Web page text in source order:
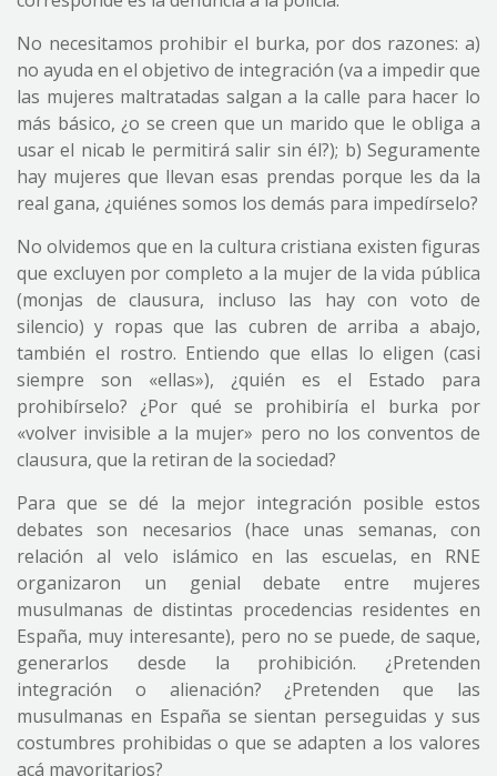
No necesitamos prohibir el burka, por dos razones: a)
no ayuda en el objetivo de integración (va a impedir que
las mujeres maltratadas salgan a la calle para hacer lo
más básico, ¿o se creen que un marido que le obliga a
usar el nicab le permitirá salir sin él?); b) Seguramente
hay mujeres que llevan esas prendas porque les da la
real gana, ¿quiénes somos los demás para impedírselo?
No olvidemos que en la cultura cristiana existen figuras
que excluyen por completo a la mujer de la vida pública
(monjas de clausura, incluso las hay con voto de
silencio) y ropas que las cubren de arriba a abajo,
también el rostro. Entiendo que ellas lo eligen (casi
siempre son «ellas»), ¿quién es el Estado para
prohibírselo? ¿Por qué se prohibiría el burka por
«volver invisible a la mujer» pero no los conventos de
clausura, que la retiran de la sociedad?
Para que se dé la mejor integración posible estos
debates son necesarios (hace unas semanas, con
relación al velo islámico en las escuelas, en RNE
organizaron un genial debate entre mujeres
musulmanas de distintas procedencias residentes en
España, muy interesante), pero no se puede, de saque,
generarlos desde la prohibición. ¿Pretenden
integración o alienación? ¿Pretenden que las
musulmanas en España se sientan perseguidas y sus
costumbres prohibidas o que se adapten a los valores
acá mayoritarios?